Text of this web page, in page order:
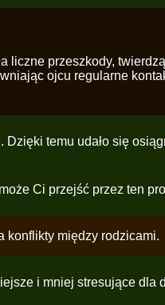
liczne przeszkody,
ojcu regularne
temu udało się
Ci przejść przez ten
konflikty między rodzicami.
i mniej stresujące dla